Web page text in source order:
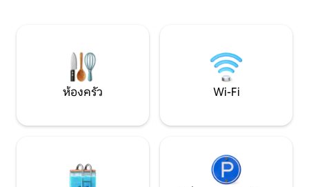
พลังงานแห่งชีวิตของโลก
อัญมณีแห่งนี้และใ
เคบินบาหลี!
ห้องครัว Wi-Fi